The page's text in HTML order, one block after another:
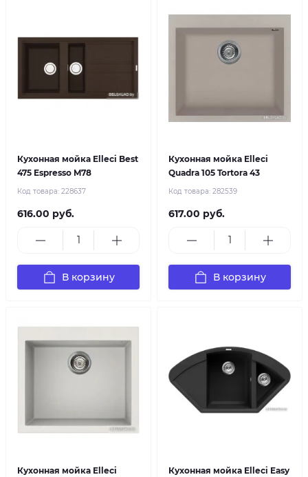
Кухонная мойка Elleci Best
475 Espresso M78
Код товара: 228637
616.00 руб.
В корзину
Кухонная мойка Elleci
Quadra 105 Tortora 43
Код товара: 282539
617.00 руб.
В корзину
Кухонная мойка Elleci
Кухонная мойка Elleci Easy